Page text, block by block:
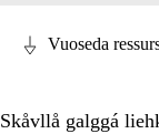
Vuoseda
Skåvllå galggá